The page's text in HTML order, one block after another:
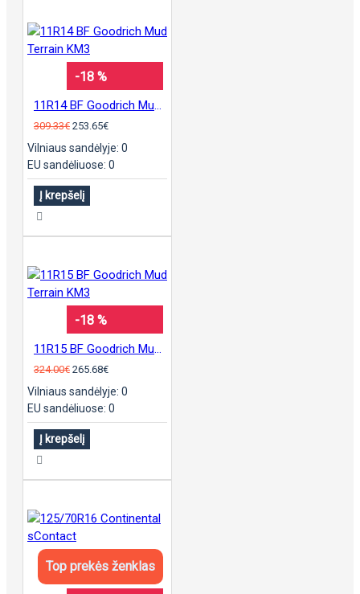
-18 %
309.33€ 253.65€
Vilniaus sandėlyje: 0
EU sandėliuose: 0
Į krepšelį
-18 %
324.00€ 265.68€
Vilniaus sandėlyje: 0
EU sandėliuose: 0
Į krepšelį
Top prekės ženklas